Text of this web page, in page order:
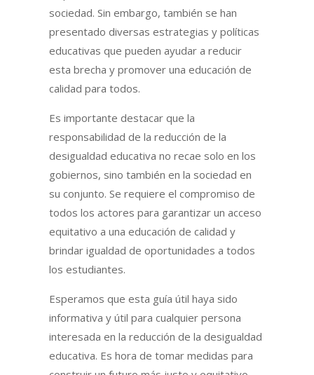
sociedad. Sin embargo, también se han
presentado diversas estrategias y políticas
educativas que pueden ayudar a reducir
esta brecha y promover una educación de
calidad para todos.
Es importante destacar que la
responsabilidad de la reducción de la
desigualdad educativa no recae solo en los
gobiernos, sino también en la sociedad en
su conjunto. Se requiere el compromiso de
todos los actores para garantizar un acceso
equitativo a una educación de calidad y
brindar igualdad de oportunidades a todos
los estudiantes.
Esperamos que esta guía útil haya sido
informativa y útil para cualquier persona
interesada en la reducción de la desigualdad
educativa. Es hora de tomar medidas para